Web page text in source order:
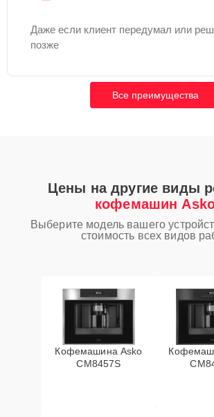
Даже если клиент передумал или
позже
Все преимущества
Цены на другие виды
кофемашин
Выберите модель вашего
стоимость всех видов
Кофемашина Asko
CM8457S